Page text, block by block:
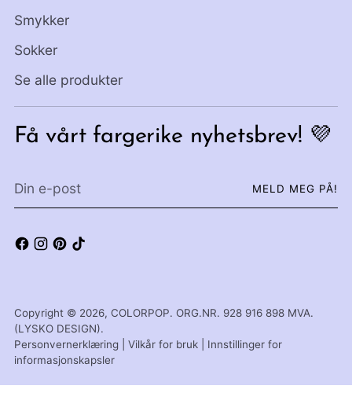
Smykker
Sokker
Se alle produkter
Få vårt fargerike nyhetsbrev! 💜
e-
MELD MEG PÅ!
Copyright © 2026, COLORPOP. ORG.NR. 928 916 898 MVA.
(LYSKO DESIGN).
Personvernerklæring
Vilkår for bruk
Innstillinger for
informasjonskapsler